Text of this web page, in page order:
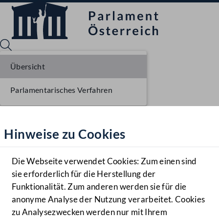
Hilfe
Benutzer
Navigationsmenü öffnen
MENÜ
Hinweise zu Cookies
Die Webseite verwendet Cookies: Zum einen sind
sie erforderlich für die Herstellung der
Funktionalität. Zum anderen werden sie für die
anonyme Analyse der Nutzung verarbeitet. Cookies
zu Analysezwecken werden nur mit Ihrem
Übersicht
Parlamentarisches Verfahren